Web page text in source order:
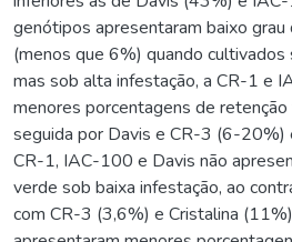
genótipos apresentaram baixo
(menos que 6%) quando cultivados
mas sob alta infestação, a CR-1 e
menores porcentagens de
seguida por Davis e CR-3 (6-
CR-1, IAC-100 e Davis não
verde sob baixa infestação, ao
com CR-3 (3,6%) e Cristalina